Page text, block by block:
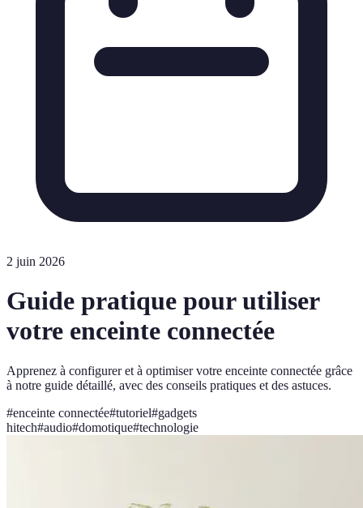
2 juin 2026
Guide pratique pour utiliser
votre enceinte connectée
Apprenez à configurer et à optimiser votre enceinte connectée grâce
à notre guide détaillé, avec des conseils pratiques et des astuces.
#enceinte connectée#tutoriel#gadgets
hitech#audio#domotique#technologie